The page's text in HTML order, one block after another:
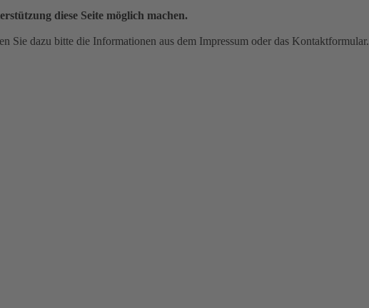
diese Seite möglich machen.
Sie dazu bitte die Informationen aus dem Impressum oder das Kontaktformular.